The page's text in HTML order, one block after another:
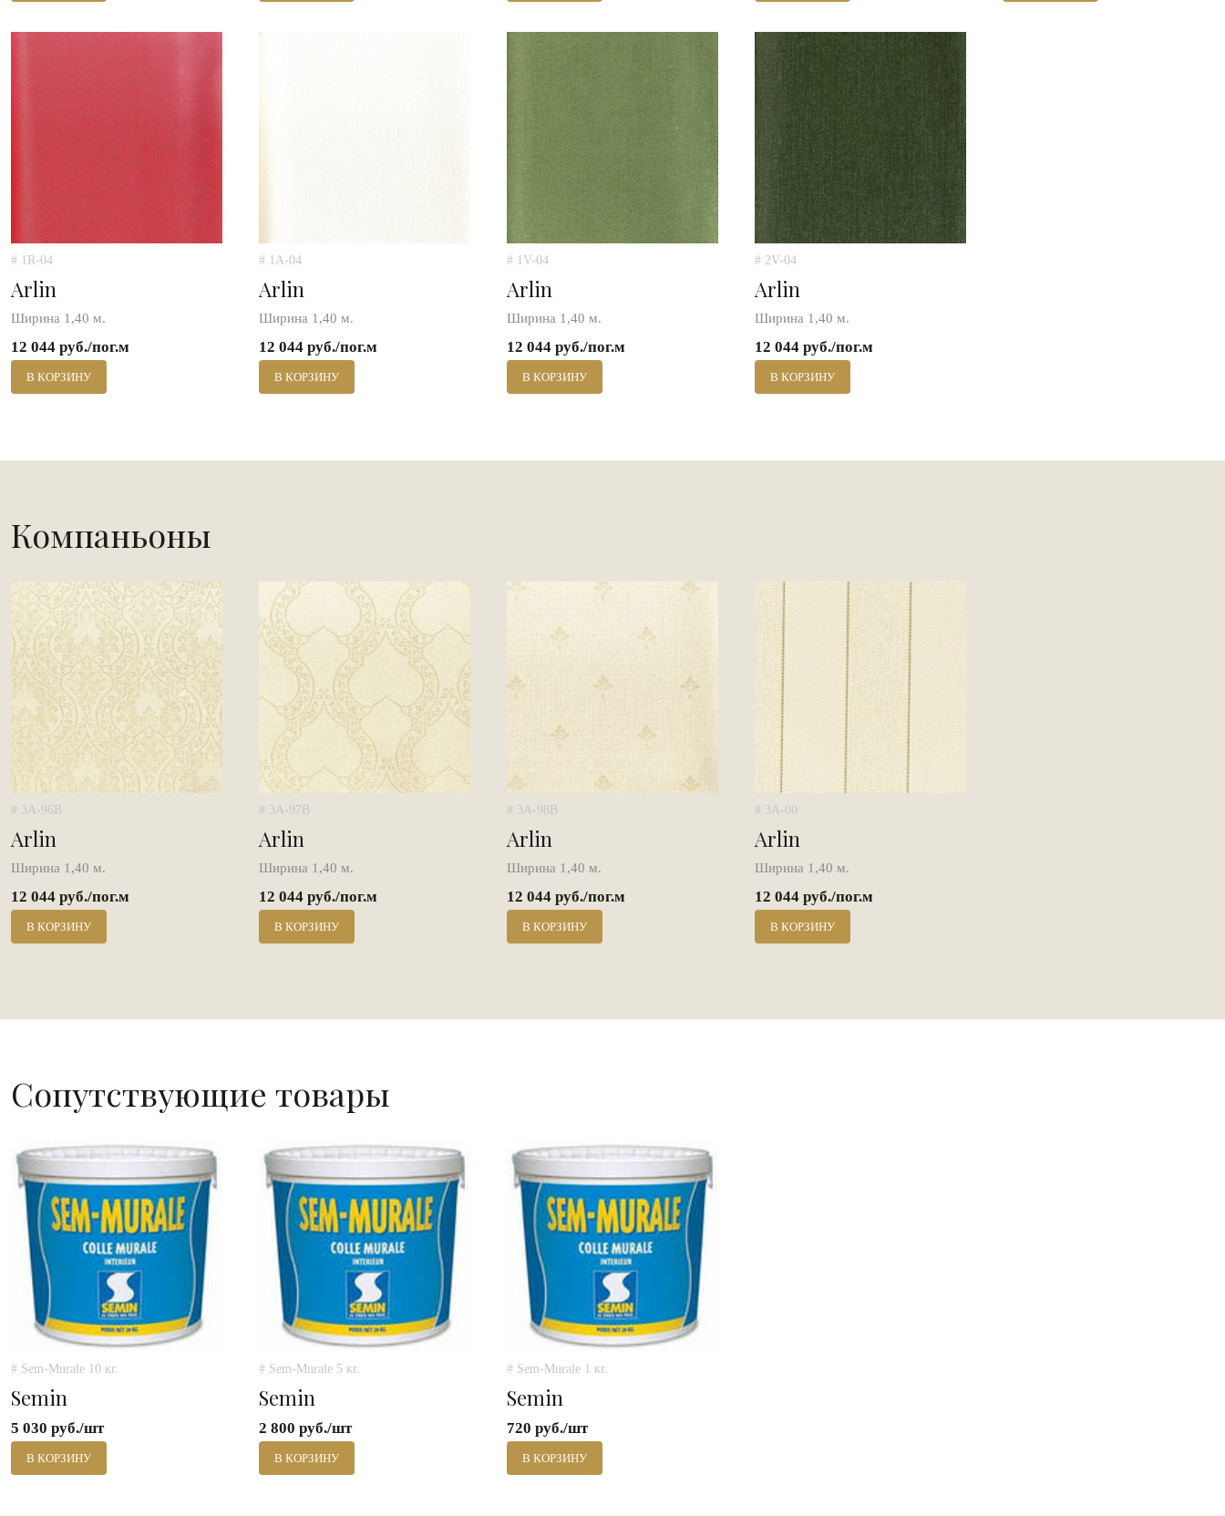
# 1R-04
Arlin
Ширина 1,40 м.
12 044 руб./пог.м
В КОРЗИНУ
# 1A-04
Arlin
Ширина 1,40 м.
12 044 руб./пог.м
В КОРЗИНУ
# 1V-04
Arlin
Ширина 1,40 м.
12 044 руб./пог.м
В КОРЗИНУ
# 2V-04
Arlin
Ширина 1,40 м.
12 044 руб./пог.м
В КОРЗИНУ
Компаньоны
# 3A-96B
Arlin
Ширина 1,40 м.
12 044 руб./пог.м
В КОРЗИНУ
# 3A-97B
Arlin
Ширина 1,40 м.
12 044 руб./пог.м
В КОРЗИНУ
# 3A-98B
Arlin
Ширина 1,40 м.
12 044 руб./пог.м
В КОРЗИНУ
# 3A-00
Arlin
Ширина 1,40 м.
12 044 руб./пог.м
В КОРЗИНУ
Сопутствующие товары
# Sem-Murale 10 кг.
Semin
5 030 руб./шт
В КОРЗИНУ
# Sem-Murale 5 кг.
Semin
2 800 руб./шт
В КОРЗИНУ
# Sem-Murale 1 кг.
Semin
720 руб./шт
В КОРЗИНУ